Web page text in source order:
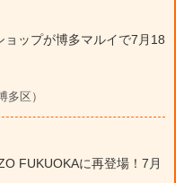
ップが博多マルイで7月18
区）
FUKUOKAに再登場！7月